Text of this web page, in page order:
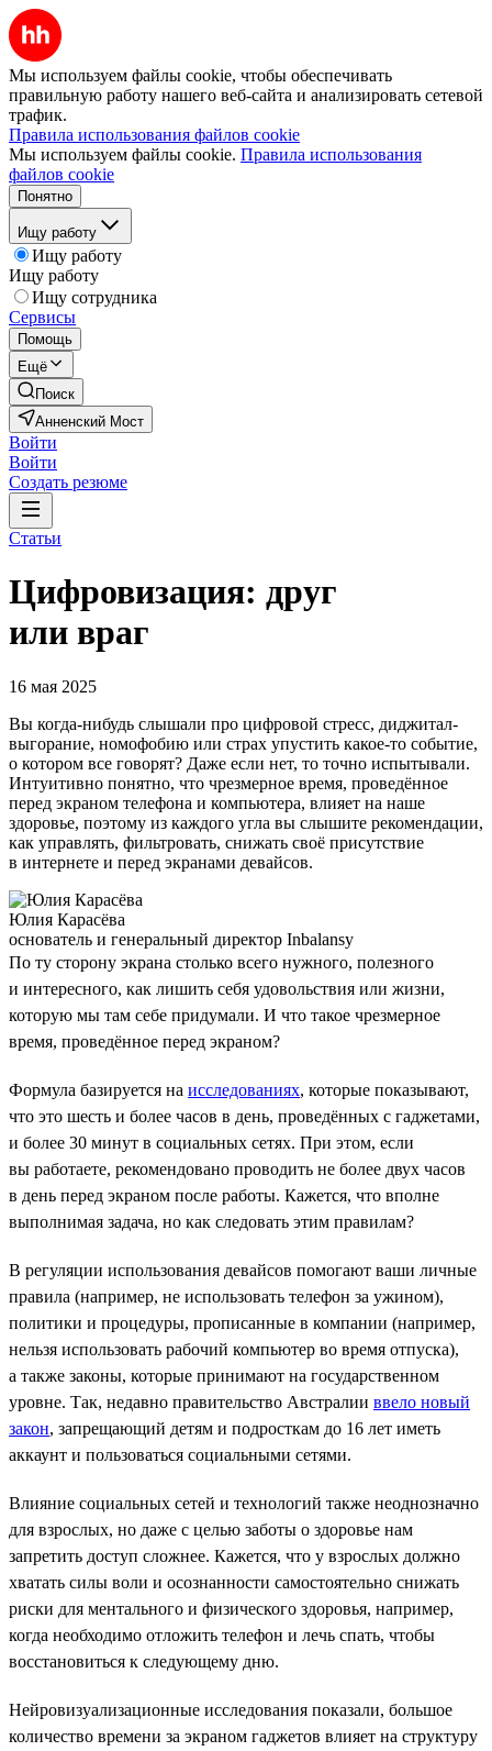
Мы используем файлы cookie, чтобы обеспечивать
правильную работу нашего веб-сайта и анализировать сетевой
трафик.
Правила использования файлов cookie
Мы используем файлы cookie. Правила использования
файлов cookie
Понятно
Ищу работу
Ищу работу
Ищу работу
Ищу сотрудника
Сервисы
Помощь
Ещё
Поиск
Анненский Мост
Войти
Войти
Создать резюме
Статьи
Цифровизация: друг
или враг
16 мая 2025
Вы когда-нибудь слышали про цифровой стресс, диджитал-
выгорание, номофобию или страх упустить какое-то событие,
о котором все говорят? Даже если нет, то точно испытывали.
Интуитивно понятно, что чрезмерное время, проведённое
перед экраном телефона и компьютера, влияет на наше
здоровье, поэтому из каждого угла вы слышите рекомендации,
как управлять, фильтровать, снижать своё присутствие
в интернете и перед экранами девайсов.
Юлия Карасёва
основатель и генеральный директор Inbalansy
По ту сторону экрана столько всего нужного, полезного
и интересного, как лишить себя удовольствия или жизни,
которую мы там себе придумали. И что такое чрезмерное
время, проведённое перед экраном?
Формула базируется на исследованиях, которые показывают,
что это шесть и более часов в день, проведённых с гаджетами,
и более 30 минут в социальных сетях. При этом, если
вы работаете, рекомендовано проводить не более двух часов
в день перед экраном после работы. Кажется, что вполне
выполнимая задача, но как следовать этим правилам?
В регуляции использования девайсов помогают ваши личные
правила (например, не использовать телефон за ужином),
политики и процедуры, прописанные в компании (например,
нельзя использовать рабочий компьютер во время отпуска),
а также законы, которые принимают на государственном
уровне. Так, недавно правительство Австралии ввело новый
закон, запрещающий детям и подросткам до 16 лет иметь
аккаунт и пользоваться социальными сетями.
Влияние социальных сетей и технологий также неоднозначно
для взрослых, но даже с целью заботы о здоровье нам
запретить доступ сложнее. Кажется, что у взрослых должно
хватать силы воли и осознанности самостоятельно снижать
риски для ментального и физического здоровья, например,
когда необходимо отложить телефон и лечь спать, чтобы
восстановиться к следующему дню.
Нейровизуализационные исследования показали, большое
количество времени за экраном гаджетов влияет на структуру